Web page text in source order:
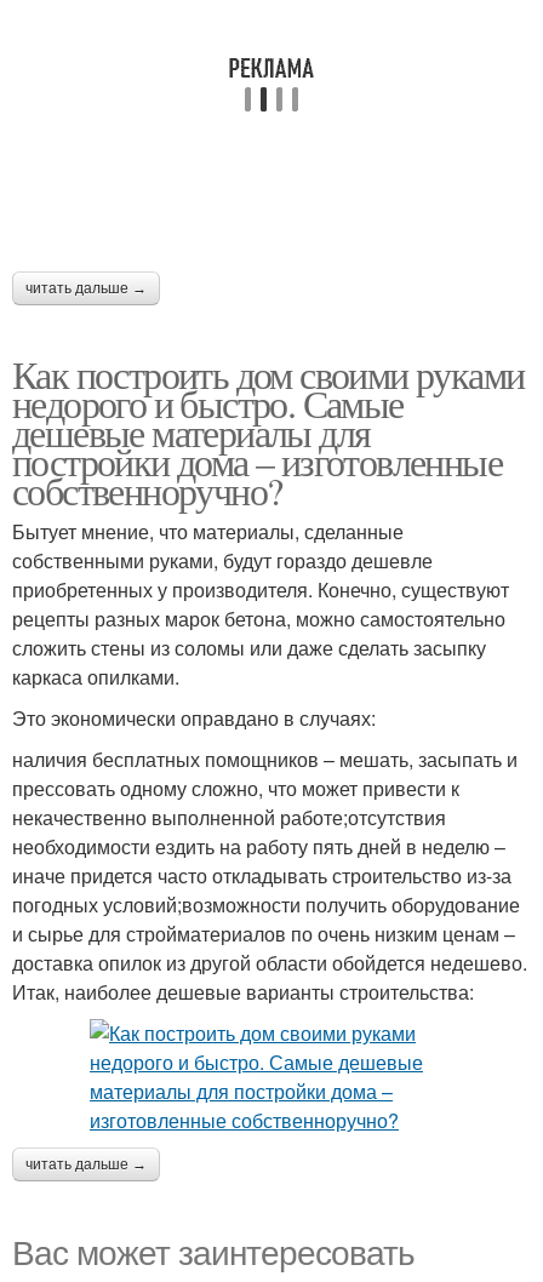
читать дальше →
Как построить дом своими руками
недорого и быстро. Самые
дешевые материалы для
постройки дома – изготовленные
собственноручно?
Бытует мнение, что материалы, сделанные
собственными руками, будут гораздо дешевле
приобретенных у производителя. Конечно, существуют
рецепты разных марок бетона, можно самостоятельно
сложить стены из соломы или даже сделать засыпку
каркаса опилками.
Это экономически оправдано в случаях:
наличия бесплатных помощников – мешать, засыпать и
прессовать одному сложно, что может привести к
некачественно выполненной работе;отсутствия
необходимости ездить на работу пять дней в неделю –
иначе придется часто откладывать строительство из-за
погодных условий;возможности получить оборудование
и сырье для стройматериалов по очень низким ценам –
доставка опилок из другой области обойдется недешево.
Итак, наиболее дешевые варианты строительства:
читать дальше →
Вас может заинтересовать